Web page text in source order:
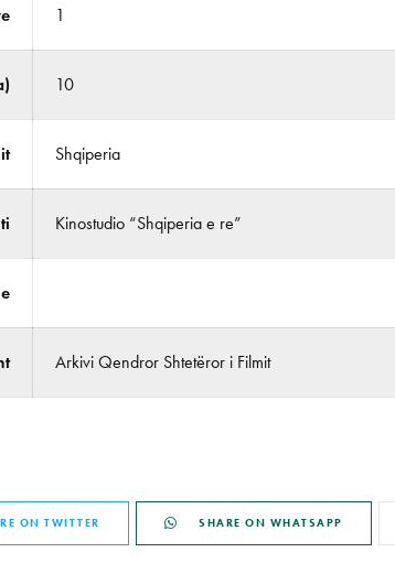
1
10
Shqiperia
Kinostudio “Shqiperia e re”
Arkivi Qendror Shtetëror i Filmit
ON TWITTER SHARE ON WHATSAPP